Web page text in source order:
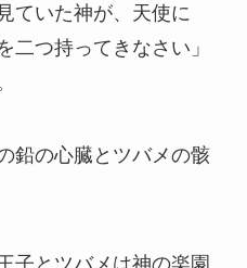
ていた神が、天使に
二つ持ってきなさい」
鉛の心臓とツバメの骸